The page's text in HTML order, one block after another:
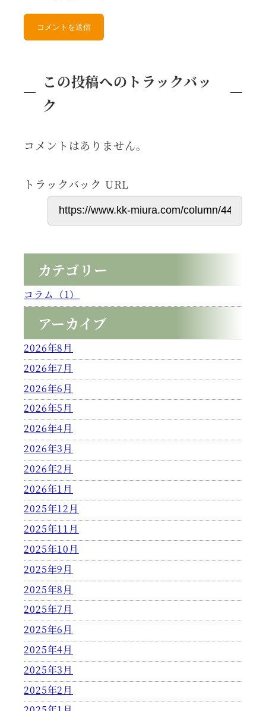
この投稿へのトラックバッ
ク
コメントはありません。
トラックバック URL
カテゴリー
コラム（1）
アーカイブ
2026年8月
2026年7月
2026年6月
2026年5月
2026年4月
2026年3月
2026年2月
2026年1月
2025年12月
2025年11月
2025年10月
2025年9月
2025年8月
2025年7月
2025年6月
2025年4月
2025年3月
2025年2月